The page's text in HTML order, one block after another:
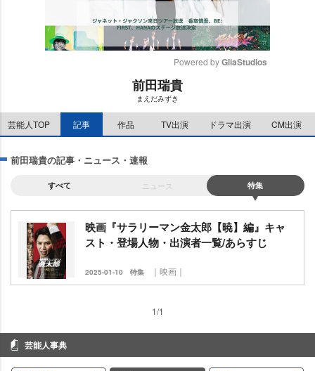
e
Powered by GliaStudios
前田瑞貴
まえだみずき
芸能人TOP 記事 作品 TV出演 ドラマ出演 CM出演
前田瑞貴の記事・ニュース・速報
すべて ニュース 特集
映画『サラリーマン金太郎【暁】編』キャ
スト・登場人物・出演者一覧/あらすじ
2025-01-10 特集 ｜映画｜
1/1
芸能人事典